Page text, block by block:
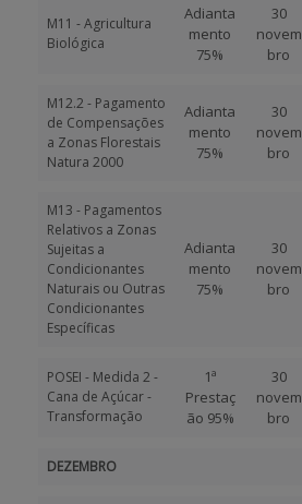
M11 - Agricultura
Biológica
Adianta
mento
75%
30
novem
bro
M12.2 - Pagamento
de Compensações
a Zonas Florestais
Natura 2000
Adianta
mento
75%
30
novem
bro
M13 - Pagamentos
Relativos a Zonas
Sujeitas a
Condicionantes
Naturais ou Outras
Condicionantes
Específicas
Adianta
mento
75%
30
novem
bro
POSEI - Medida 2 -
Cana de Açúcar -
Transformação
1ª
Prestaç
ão 95%
30
novem
bro
DEZEMBRO